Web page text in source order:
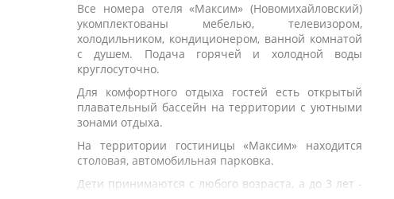
Все номера отеля «Максим» (Новомихайловский)
укомплектованы мебелью, телевизором,
холодильником, кондиционером, ванной комнатой
с душем. Подача горячей и холодной воды
круглосуточно.
Для комфортного отдыха гостей есть открытый
плавательный бассейн на территории с уютными
зонами отдыха.
На территории гостиницы «Максим» находится
столовая, автомобильная парковка.
Дети принимаются с любого возраста, а до 3 лет -